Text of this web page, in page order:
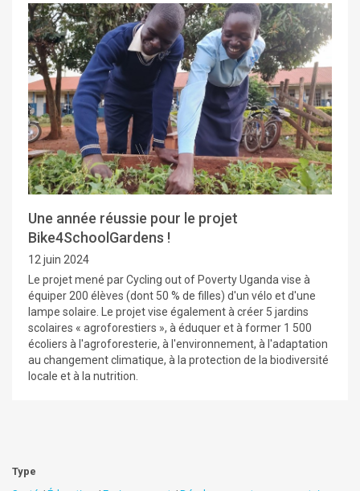
Une année réussie pour le projet
Bike4SchoolGardens !
12 juin 2024
Le projet mené par Cycling out of Poverty Uganda vise à
équiper 200 élèves (dont 50 % de filles) d'un vélo et d'une
lampe solaire. Le projet vise également à créer 5 jardins
scolaires « agroforestiers », à éduquer et à former 1 500
écoliers à l'agroforesterie, à l'environnement, à l'adaptation
au changement climatique, à la protection de la biodiversité
locale et à la nutrition.
Type